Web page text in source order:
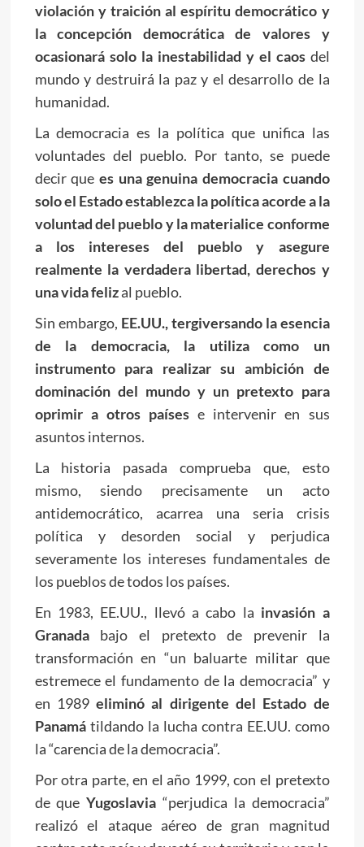
violación y traición al espíritu democrático y
la concepción democrática de valores y
ocasionará solo la inestabilidad y el caosdel
mundo y destruirá la paz y el desarrollo de la
humanidad.
La democracia es la política que unifica las
voluntades del pueblo. Por tanto, se puede
decir que es una genuina democracia cuando
solo el Estado establezca la política acorde a la
voluntad del pueblo y la materialice conforme
a los intereses del pueblo y asegure
realmente la verdadera libertad, derechos y
una vida felizal pueblo.
Sin embargo, EE.UU., tergiversando la esencia
de la democracia, la utiliza como un
instrumento para realizar su ambición de
dominación del mundo y un pretexto para
oprimir a otros paísese intervenir en sus
asuntos internos.
La historia pasada comprueba que, esto
mismo, siendo precisamente un acto
antidemocrático, acarrea una seria crisis
política y desorden social y perjudica
severamente los intereses fundamentales de
los pueblos de todos los países.
En 1983, EE.UU., llevó a cabo la invasión a
Granadabajo el pretexto de prevenir la
transformación en “un baluarte militar que
estremece el fundamento de la democracia” y
en 1989eliminó al dirigente del Estado de
Panamátildando la lucha contra EE.UU. como
la “carencia de la democracia”.
Por otra parte, en el año 1999, con el pretexto
de queYugoslavia “perjudica la democracia”
realizó el ataque aéreo de gran magnitud